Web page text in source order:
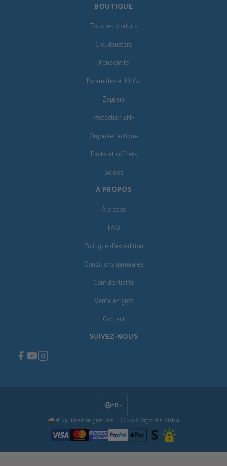
BOUTIQUE
Tous les produits
Cloudbusters
Pendentifs
Pyramides et HHGs
Zappers
Protection EMF
Orgonite tactique
Packs et coffrets
Soldes
À PROPOS
À propos
FAQ
Politique d'expédition
Conditions générales
Confidentialité
Vente en gros
Contact
SUIVEZ-NOUS
FR
€125 livraison gratuite · © 2026 Orgonise Africa